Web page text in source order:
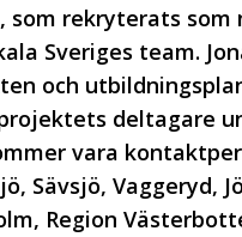
som rekryterats som
Sveriges team.
och
deltagare
vara
Sävsjö, Vaggeryd,
Region